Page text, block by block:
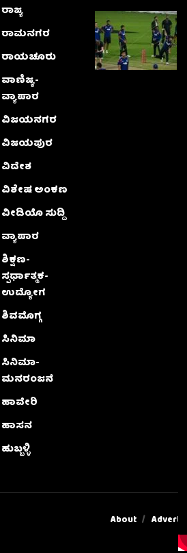
ರಾಜ್ಯ
ರಾಮನಗರ
ರಾಯಚೂರು
ವಾಣಿಜ್ಯ-
ವ್ಯಾಪಾರ
ವಿಜಯನಗರ
ವಿಜಯಪುರ
ವಿದೇಶ
ವಿಶೇಷ ಅಂಕಣ
ವೀಡಿಯೊ ಸುದ್ದಿ
ವ್ಯಾಪಾರ
ಶಿಕ್ಷಣ-
ಸ್ಪರ್ಧಾತ್ಮಕ-
ಉದ್ಯೋಗ
ಶಿವಮೊಗ್ಗ
ಸಿನಿಮಾ
ಸಿನಿಮಾ-
ಮನರಂಜನೆ
ಹಾವೇರಿ
ಹಾಸನ
ಹುಬ್ಬಳ್ಳಿ
About Advertise